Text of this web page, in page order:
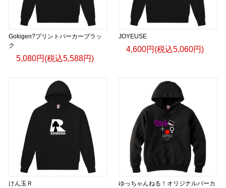
Gokigen?プリントパーカーブラッ
ク
5,080円(税込5,588円)
JOYEUSE
4,600円(税込5,060円)
けん玉Ｒ
ゆっちゃんねる！オリジナルパーカ